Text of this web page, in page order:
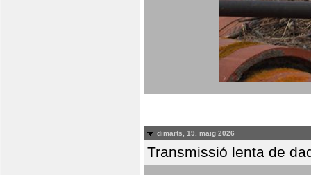
dimarts, 19. maig 2026
Transmissió lenta de